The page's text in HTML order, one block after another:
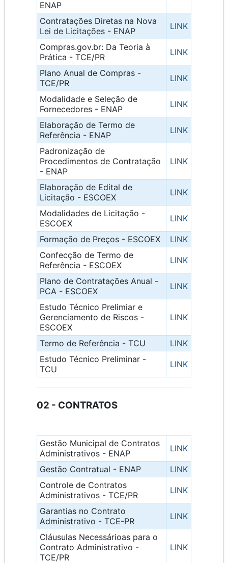
ENAP
Contratações Diretas na Nova
Lei de Licitações - ENAP
LINK
Compras.gov.br: Da Teoria à
Prática - TCE/PR
LINK
Plano Anual de Compras -
TCE/PR
LINK
Modalidade e Seleção de
Fornecedores - ENAP
LINK
Elaboração de Termo de
Referência - ENAP
LINK
Padronização de
Procedimentos de Contratação
- ENAP
LINK
Elaboração de Edital de
Licitação - ESCOEX
LINK
Modalidades de Licitação -
ESCOEX
LINK
Formação de Preços - ESCOEX
LINK
Confecção de Termo de
Referência - ESCOEX
LINK
Plano de Contratações Anual -
PCA - ESCOEX
LINK
Estudo Técnico Prelimiar e
Gerenciamento de Riscos -
ESCOEX
LINK
Termo de Referência - TCU
LINK
Estudo Técnico Preliminar -
TCU
LINK
02 - CONTRATOS
Gestão Municipal de Contratos
Administrativos - ENAP
LINK
Gestão Contratual - ENAP
LINK
Controle de Contratos
Administrativos - TCE/PR
LINK
Garantias no Contrato
Administrativo - TCE-PR
LINK
Cláusulas Necessárioas para o
Contrato Administrativo -
TCE/PR
LINK